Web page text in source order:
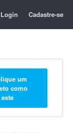
Login Cadastre-se
um
como
este